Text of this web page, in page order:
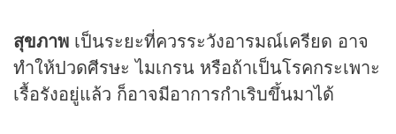
สุขภาพ เป็นระยะที่ควรระวังอารมณ์เครียด อาจ
ทำให้ปวดศีรษะ ไมเกรน หรือถ้าเป็นโรคกระเพาะ
เรื้อรังอยู่แล้ว ก็อาจมีอาการกำเริบขึ้นมาได้